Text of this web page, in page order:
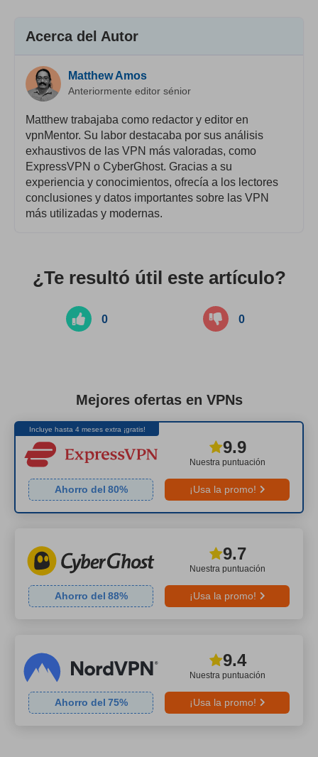
Acerca del Autor
Matthew Amos
Anteriormente editor sénior
Matthew trabajaba como redactor y editor en
vpnMentor. Su labor destacaba por sus análisis
exhaustivos de las VPN más valoradas, como
ExpressVPN o CyberGhost. Gracias a su
experiencia y conocimientos, ofrecía a los lectores
conclusiones y datos importantes sobre las VPN
más utilizadas y modernas.
¿Te resultó útil este artículo?
0 0
Mejores ofertas en VPNs
Incluye hasta 4 meses extra ¡gratis!
Nuestra puntuación
9.9
Ahorro del 80% ¡Usa la promo!
Nuestra puntuación
9.7
Ahorro del 88% ¡Usa la promo!
Nuestra puntuación
9.4
Ahorro del 75% ¡Usa la promo!